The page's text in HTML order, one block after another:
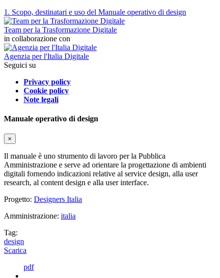
1. Scopo, destinatari e uso del Manuale operativo di design
Team per la Trasformazione Digitale
in collaborazione con
Agenzia per l'Italia Digitale
Seguici su
Privacy policy
Cookie policy
Note legali
Manuale operativo di design
×
Il manuale è uno strumento di lavoro per la Pubblica
Amministrazione e serve ad orientare la progettazione di ambienti
digitali fornendo indicazioni relative al service design, alla user
research, al content design e alla user interface.
Progetto: Designers Italia
Amministrazione: italia
Tag:
design
Scarica
pdf